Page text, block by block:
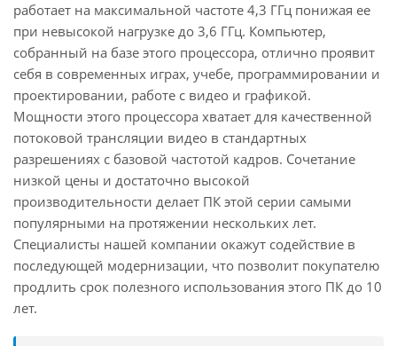
работает на максимальной частоте 4,3 ГГц понижая ее
при невысокой нагрузке до 3,6 ГГц. Компьютер,
собранный на базе этого процессора, отлично проявит
себя в современных играх, учебе, программировании и
проектировании, работе с видео и графикой.
Мощности этого процессора хватает для качественной
потоковой трансляции видео в стандартных
разрешениях с базовой частотой кадров. Сочетание
низкой цены и достаточно высокой
производительности делает ПК этой серии самыми
популярными на протяжении нескольких лет.
Специалисты нашей компании окажут содействие в
последующей модернизации, что позволит покупателю
продлить срок полезного использования этого ПК до 10
лет.